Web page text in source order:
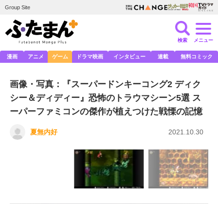
Group Site
検索 メニュー
漫画 アニメ ゲーム ドラマ映画 インタビュー 連載 無料コミック
画像・写真：『スーパードンキーコング2 ディク
シー＆ディディー』恐怖のトラウマシーン5選 ス
ーパーファミコンの傑作が植えつけた戦慄の記憶
夏無内好 2021.10.30